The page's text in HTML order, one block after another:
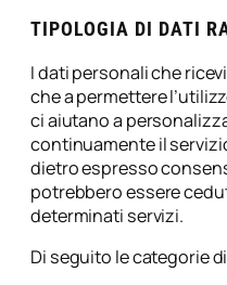
TIPOLOGIA DI DATI
I dati personali che
che a permettere
ci aiutano a
continuamente il
dietro espresso
potrebbero essere
determinati servizi.
Di seguito le categorie